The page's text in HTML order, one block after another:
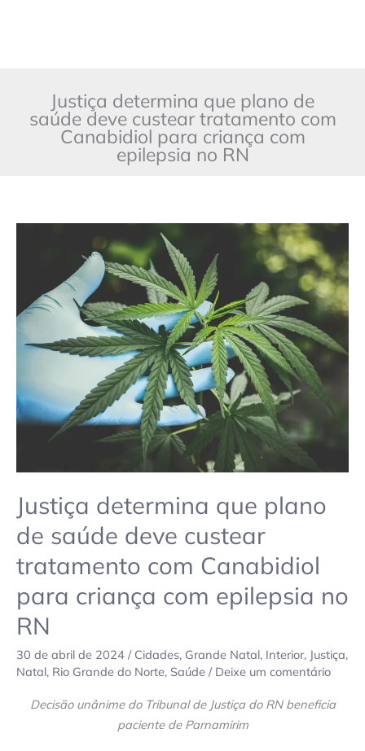
Justiça determina que plano de
saúde deve custear tratamento com
Canabidiol para criança com
epilepsia no RN
Justiça determina que plano
de saúde deve custear
tratamento com Canabidiol
para criança com epilepsia no
RN
30 de abril de 2024 / Cidades, Grande Natal, Interior, Justiça,
Natal, Rio Grande do Norte, Saúde / Deixe um comentário
Decisão unânime do Tribunal de Justiça do RN beneficia
paciente de Parnamirim
plano
de
deve
tratamento
com
Canabidiol
criança
com
epilepsia
no
RN